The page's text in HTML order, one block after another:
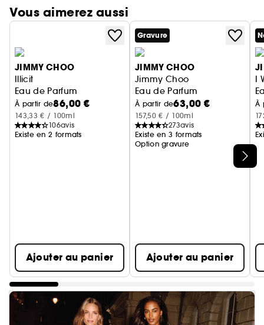
Vous aimerez aussi
JIMMY CHOO
Illicit
Eau de Parfum
À partir de86,00 €
143,33 € / 100ml
106avis
Existe en 2 formats
Ajouter au panier
Gravure
JIMMY CHOO
Jimmy Choo
Eau de Parfum
À partir de63,00 €
157,50 € / 100ml
273avis
Existe en 3 formats
Option gravure
Ajouter au panier
I
À